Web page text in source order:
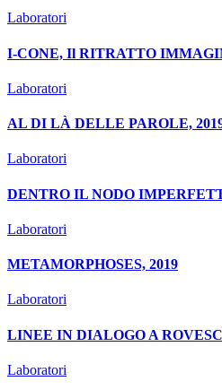
Laboratori
I-CONE, Il RITRATTO
Laboratori
AL DI LÀ DELLE PAROLE, 2019
Laboratori
DENTRO IL NODO
Laboratori
METAMORPHOSES, 2019
Laboratori
LINEE IN DIALOGO A
Laboratori